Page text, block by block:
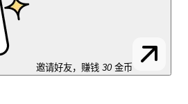
邀请好友，赚钱 30 金币